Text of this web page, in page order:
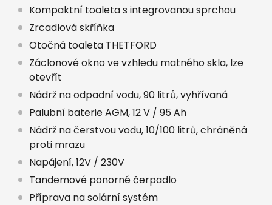
Kompaktní toaleta s integrovanou sprchou
Zrcadlová skříňka
Otočná toaleta THETFORD
Záclonové okno ve vzhledu matného skla, lze
otevřít
Nádrž na odpadní vodu, 90 litrů, vyhřívaná
Palubní baterie AGM, 12 V / 95 Ah
Nádrž na čerstvou vodu, 10/100 litrů, chráněná
proti mrazu
Napájení, 12V / 230V
Tandemové ponorné čerpadlo
Příprava na solární systém